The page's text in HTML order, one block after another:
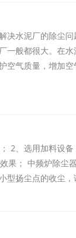
决水泥厂的除尘
一般都很大。在
空气质量，增加
2、选用加料设
果； 中频炉除尘
型扬尘点的收尘